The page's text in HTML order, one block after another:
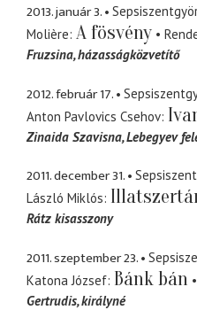
2013. január 3.
Molière A fösvény
Fruzsina házasságközvetítő
2012. február 17.
Anton Pavlovics Csehov
Zinaida Szavisna Lebegyev
2011. december 31.
László Miklós
Rátz kisasszony
2011. szeptember 23.
Katona József Bánk bán
Gertrudis királyné